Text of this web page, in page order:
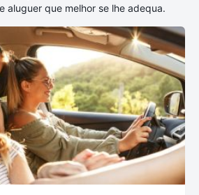
aluguer que melhor se lhe adequa.